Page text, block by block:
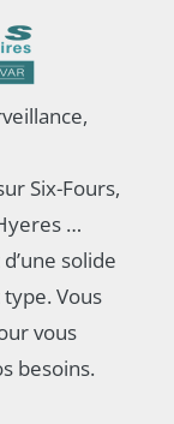
Six-Fours,
…
solide
Vous
vous
besoins.